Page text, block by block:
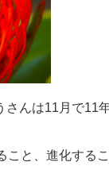
んは11月で11
と、進化する